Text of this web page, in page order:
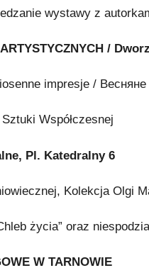
wystawy z
/
impresje /
Współczesnej
Pl. Katedralny 6
Kolekcja Olgi
życia” oraz
W TARNOWIE